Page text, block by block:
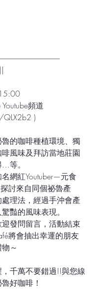
頻道
)
的咖啡種植環境、獨
風味及拜訪當地莊園
等。
網紅Youtuber—元食
討來自同個祕魯產
理法，經過手沖會產
豔的風味表現。
發問留言，活動結束
將會抽出幸運的朋友
～
千萬不要錯過!!與您線
好咖啡！